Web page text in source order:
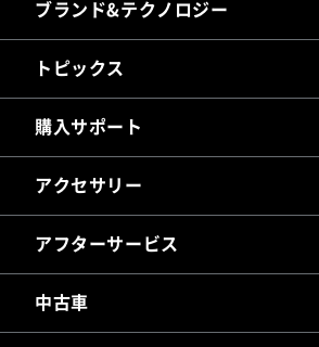
ブランド&テクノロジー
トピックス
購入サポート
アクセサリー
アフターサービス
中古車